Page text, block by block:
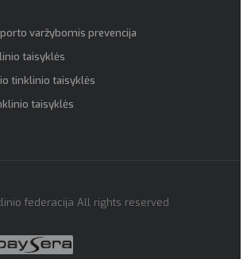
varžybomis prevencija
taisyklės
tinklinio taisyklės
taisyklės
federacija All rights reserved